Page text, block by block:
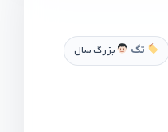
تگ بزرگ سال